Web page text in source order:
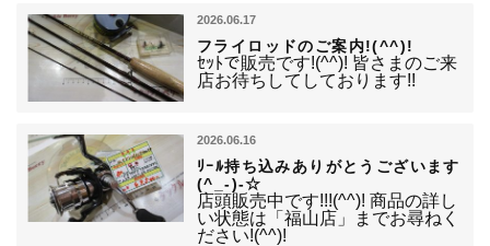
2026.06.17
フライロッドのご案内!(^^)!
ｾｯﾄで販売です!(^^)! 皆さまのご来
店お待ちしてしております!!
2026.06.16
ﾘｰﾙ持ち込みありがとうございます
(^_-)-☆
店頭販売中です!!!(^^)! 商品の詳し
い状態は「福山店」までお尋ねく
ださい!(^^)!